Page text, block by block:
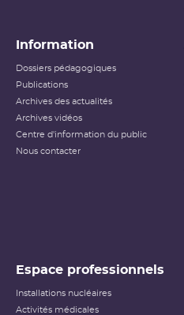
Information
Dossiers pédagogiques
Publications
Archives des actualités
Archives vidéos
Centre d'information du public
Nous contacter
Espace professionnels
Installations nucléaires
Activités médicales